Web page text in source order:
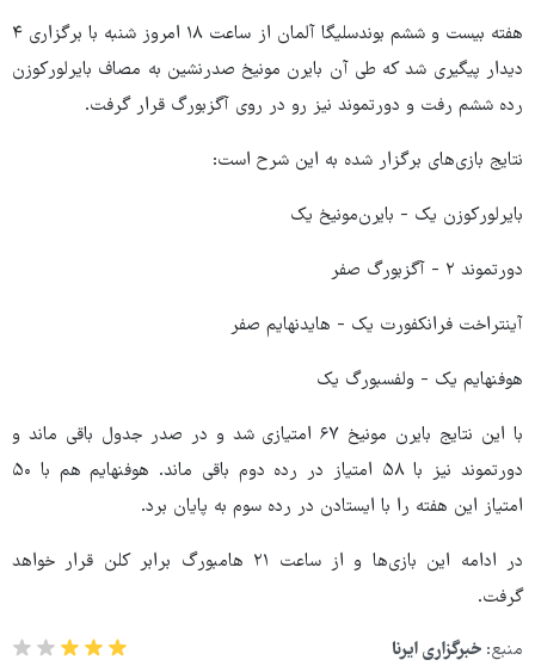
هفته بیست‌ و ششم بوندسلیگا آلمان از ساعت ۱۸ امروز شنبه با برگزاری ۴
دیدار پیگیری شد که طی آن بایرن مونیخ صدرنشین به مصاف بایرلورکوزن
رده ششم رفت و دورتموند نیز رو در روی آگزبورگ قرار گرفت.
نتایج بازی‌های برگزار شده به این شرح است:
بایرلورکوزن یک - بایرن‌مونیخ یک
دورتموند ۲ - آگزبورگ صفر
آینتراخت فرانکفورت یک - هایدنهایم صفر
هوفنهایم یک - ولفسبورگ یک
با این نتایج بایرن مونیخ ۶۷ امتیازی شد و در صدر جدول باقی ماند و
دورتموند نیز با ۵۸ امتیاز در رده دوم باقی ماند. هوفنهایم هم با ۵۰
امتیاز این هفته را با ایستادن در رده سوم به پایان برد.
در ادامه این بازی‌ها و از ساعت ۲۱ هامبورگ برابر کلن قرار خواهد
گرفت.
منبع: خبرگزاری ایرنا